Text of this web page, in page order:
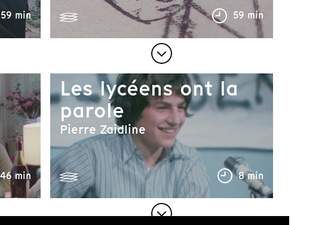
59 min 59 min
46 min
Les lycéens ont la
parole
Pierre Zaidline
8 min